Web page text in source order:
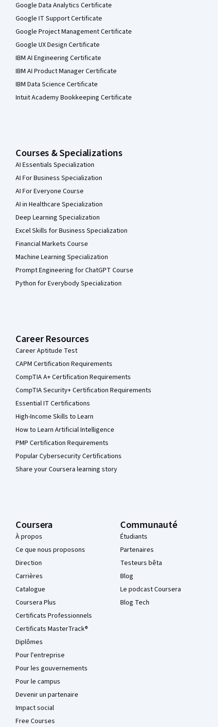
Google Data Analytics Certificate
Google IT Support Certificate
Google Project Management Certificate
Google UX Design Certificate
IBM AI Engineering Certificate
IBM AI Product Manager Certificate
IBM Data Science Certificate
Intuit Academy Bookkeeping Certificate
Courses & Specializations
AI Essentials Specialization
AI For Business Specialization
AI For Everyone Course
AI in Healthcare Specialization
Deep Learning Specialization
Excel Skills for Business Specialization
Financial Markets Course
Machine Learning Specialization
Prompt Engineering for ChatGPT Course
Python for Everybody Specialization
Career Resources
Career Aptitude Test
CAPM Certification Requirements
CompTIA A+ Certification Requirements
CompTIA Security+ Certification Requirements
Essential IT Certifications
High-Income Skills to Learn
How to Learn Artificial Intelligence
PMP Certification Requirements
Popular Cybersecurity Certifications
Share your Coursera learning story
Coursera
À propos
Ce que nous proposons
Direction
Carrières
Catalogue
Coursera Plus
Certificats Professionnels
Certificats MasterTrack®
Diplômes
Pour l'entreprise
Pour les gouvernements
Pour le campus
Devenir un partenaire
Impact social
Free Courses
Communauté
Étudiants
Partenaires
Testeurs bêta
Blog
Le podcast Coursera
Blog Tech